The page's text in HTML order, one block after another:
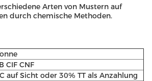
Arten von Mustern auf
durch chemische Methoden.
CIF CNF
auf Sicht oder 30% TT als Anzahlung